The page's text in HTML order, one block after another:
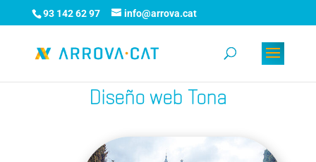
93 142 62 97 info@arrova.cat
Diseño web Tona